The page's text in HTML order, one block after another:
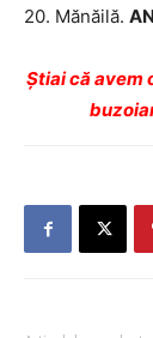
20. Mănăilă.
Ştiai că avem